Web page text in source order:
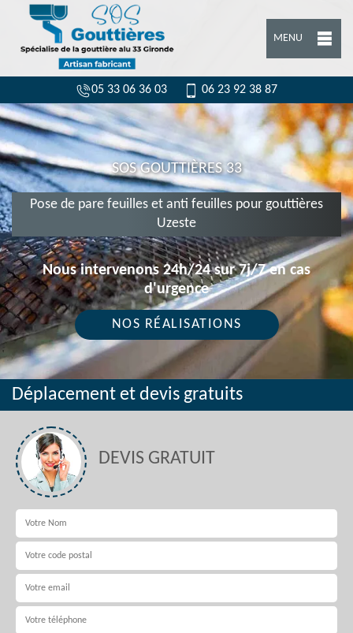
MENU
05 33 06 36 03 06 23 92 38 87
SOS GOUTTIÈRES 33
Pose de pare feuilles et anti feuilles pour gouttières
Uzeste
Nous intervenons 24h/24 sur 7j/7 en cas
d'urgence
NOS RÉALISATIONS
Déplacement et devis gratuits
DEVIS GRATUIT